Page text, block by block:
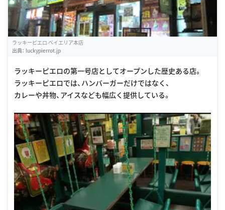
ラッキーピエロ ベイエリア本店
出典： luckypierrot.jp
ラッキーピエロの第一号店としてオープンした歴史ある店。
ラッキーピエロでは、ハンバーガーだけではなく、
カレーや丼物、アイスなども幅広く提供している。